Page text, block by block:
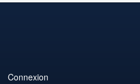
Connexion